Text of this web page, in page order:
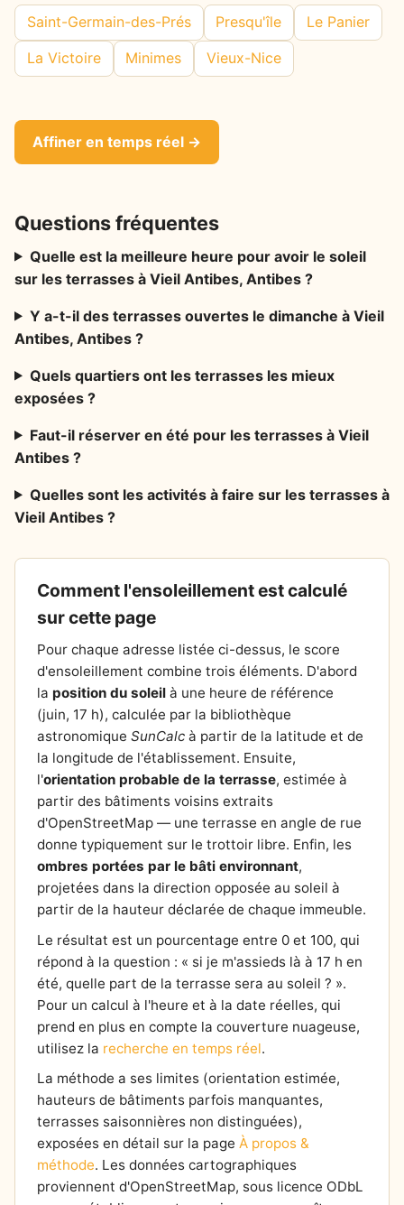
Saint-Germain-des-Prés Presqu'île
Le Panier
La Victoire
Minimes Vieux-Nice
Affiner en temps réel →
Questions fréquentes
Quelle est la meilleure heure pour avoir le soleil
sur les terrasses à Vieil Antibes, Antibes ?
Y a-t-il des terrasses ouvertes le dimanche à Vieil
Antibes, Antibes ?
Quels quartiers ont les terrasses les mieux
exposées ?
Faut-il réserver en été pour les terrasses à Vieil
Antibes ?
Quelles sont les activités à faire sur les terrasses à
Vieil Antibes ?
Comment l'ensoleillement est calculé
sur cette page
Pour chaque adresse listée ci-dessus, le score
d'ensoleillement combine trois éléments. D'abord
la position du soleil à une heure de référence
(juin, 17 h), calculée par la bibliothèque
astronomique SunCalc à partir de la latitude et de
la longitude de l'établissement. Ensuite,
l'orientation probable de la terrasse, estimée à
partir des bâtiments voisins extraits
d'OpenStreetMap — une terrasse en angle de rue
donne typiquement sur le trottoir libre. Enfin, les
ombres portées par le bâti environnant,
projetées dans la direction opposée au soleil à
partir de la hauteur déclarée de chaque immeuble.
Le résultat est un pourcentage entre 0 et 100, qui
répond à la question : « si je m'assieds là à 17 h en
été, quelle part de la terrasse sera au soleil ? ».
Pour un calcul à l'heure et à la date réelles, qui
prend en plus en compte la couverture nuageuse,
utilisez la recherche en temps réel.
La méthode a ses limites (orientation estimée,
hauteurs de bâtiments parfois manquantes,
terrasses saisonnières non distinguées),
exposées en détail sur la page À propos &
méthode. Les données cartographiques
proviennent d'OpenStreetMap, sous licence ODbL